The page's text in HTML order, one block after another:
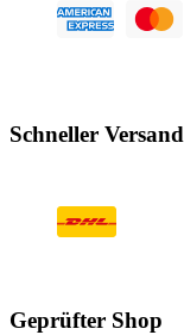
Schneller Versand
Geprüfter Shop